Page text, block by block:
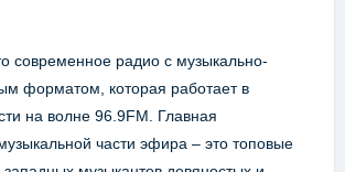
современное радио с музыкально-
форматом, которая работает в
на волне 96.9FM. Главная
части эфира – это топовые